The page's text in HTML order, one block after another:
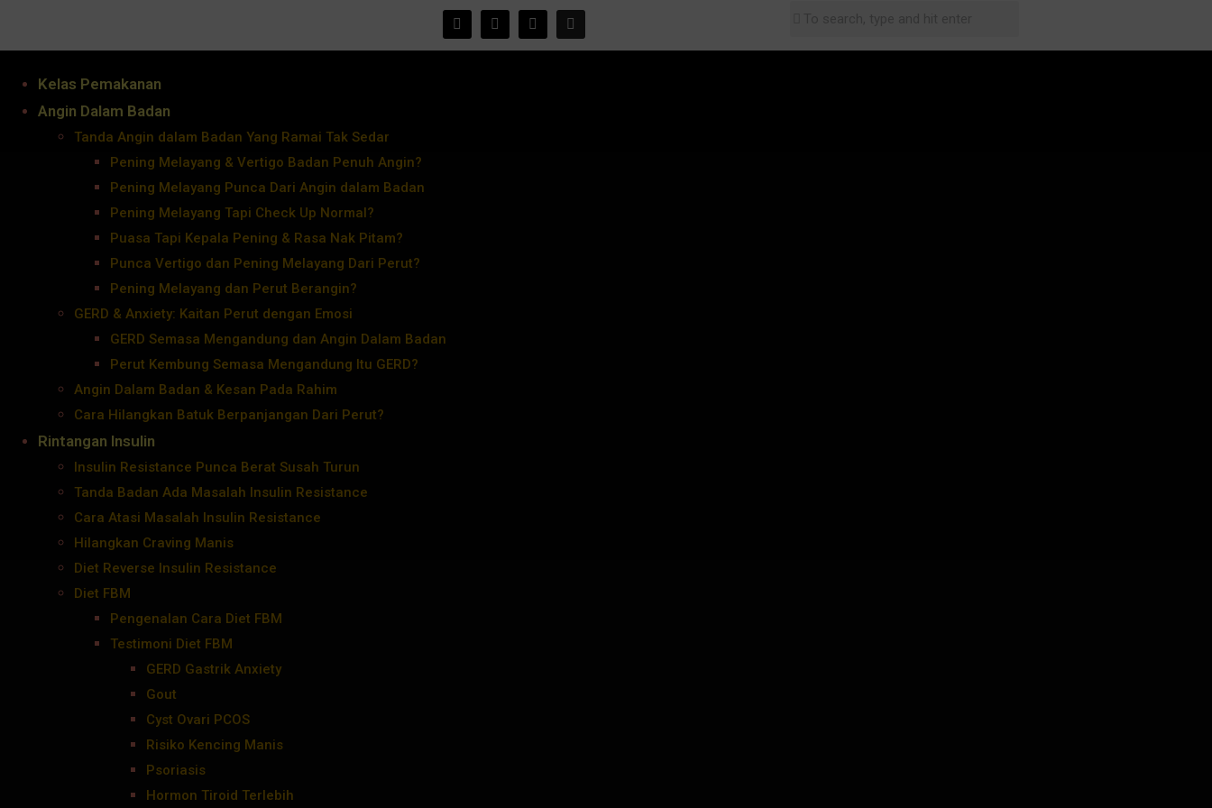
Kelas Pemakanan
Angin Dalam Badan
Tanda Angin dalam Badan Yang Ramai Tak Sedar
Pening Melayang & Vertigo Badan Penuh Angin?
Pening Melayang Punca Dari Angin dalam Badan
Pening Melayang Tapi Check Up Normal?
Puasa Tapi Kepala Pening & Rasa Nak Pitam?
Punca Vertigo dan Pening Melayang Dari Perut?
Pening Melayang dan Perut Berangin?
GERD & Anxiety: Kaitan Perut dengan Emosi
GERD Semasa Mengandung dan Angin Dalam Badan
Perut Kembung Semasa Mengandung Itu GERD?
Angin Dalam Badan & Kesan Pada Rahim
Cara Hilangkan Batuk Berpanjangan Dari Perut?
Rintangan Insulin
Insulin Resistance Punca Berat Susah Turun
Tanda Badan Ada Masalah Insulin Resistance
Cara Atasi Masalah Insulin Resistance
Hilangkan Craving Manis
Diet Reverse Insulin Resistance
Diet FBM
Pengenalan Cara Diet FBM
Testimoni Diet FBM
GERD Gastrik Anxiety
Gout
Cyst Ovari PCOS
Risiko Kencing Manis
Psoriasis
Hormon Tiroid Terlebih